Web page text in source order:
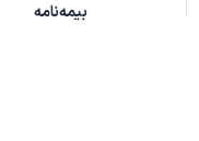
بیمه‌نامه